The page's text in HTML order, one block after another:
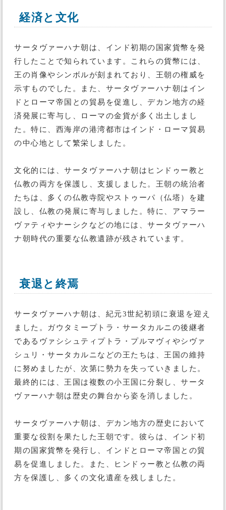
経済と文化
サータヴァーハナ朝は、インド初期の国家貨幣を発
行したことで知られています。これらの貨幣には、
王の肖像やシンボルが刻まれており、王朝の権威を
示すものでした。また、サータヴァーハナ朝はイン
ドとローマ帝国との貿易を促進し、デカン地方の経
済発展に寄与し、ローマの金貨が多く出土しまし
た。特に、西海岸の港湾都市はインド・ローマ貿易
の中心地として繁栄しました。
文化的には、サータヴァーハナ朝はヒンドゥー教と
仏教の両方を保護し、支援しました。王朝の統治者
たちは、多くの仏教寺院やストゥーパ（仏塔）を建
設し、仏教の発展に寄与しました。特に、アマラー
ヴァティやナーシクなどの地には、サータヴァーハ
ナ朝時代の重要な仏教遺跡が残されています。
衰退と終焉
サータヴァーハナ朝は、紀元3世紀初頭に衰退を迎え
ました。ガウタミープトラ・サータカルニの後継者
であるヴァシシュティプトラ・プルマヴィやシヴァ
シュリ・サータカルニなどの王たちは、王国の維持
に努めましたが、次第に勢力を失っていきました。
最終的には、王国は複数の小王国に分裂し、サータ
ヴァーハナ朝は歴史の舞台から姿を消しました。
サータヴァーハナ朝は、デカン地方の歴史において
重要な役割を果たした王朝です。彼らは、インド初
期の国家貨幣を発行し、インドとローマ帝国との貿
易を促進しました。また、ヒンドゥー教と仏教の両
方を保護し、多くの文化遺産を残しました。